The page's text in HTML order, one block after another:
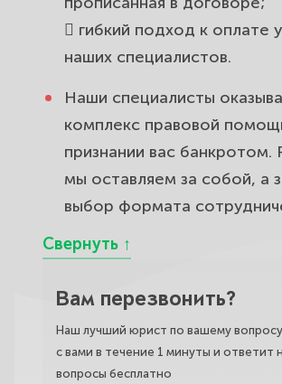
 гибкий подход к оплате
наших специалистов.
Наши специалисты
комплекс правовой
признании вас банкротом.
мы оставляем за собой, а
выбор формата
Вам перезвонить?
Наш лучший юрист по вашему
с вами в течение 1 минуты и ответит
вопросы бесплатно